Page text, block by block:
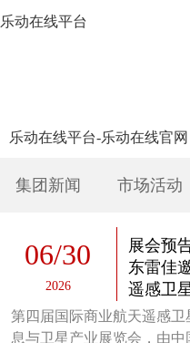
乐动在线平台
乐动在线平台-乐动在线官网
集团新闻 市场活动
06/30
2026
展会预
东雷佳
遥感卫
第四届国际商业航天遥感
息与卫星产业展览会，由